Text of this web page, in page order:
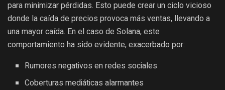
para minimizar pérdidas. Esto puede crear un ciclo vicioso
donde la caída de precios provoca más ventas, llevando a
una mayor caída. En el caso de Solana, este
comportamiento ha sido evidente, exacerbado por:
Rumores negativos en redes sociales
Coberturas mediáticas alarmantes